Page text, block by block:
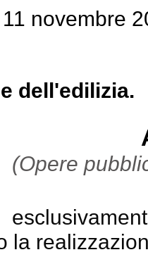
novembre
dell'edilizia.
(Opere
la